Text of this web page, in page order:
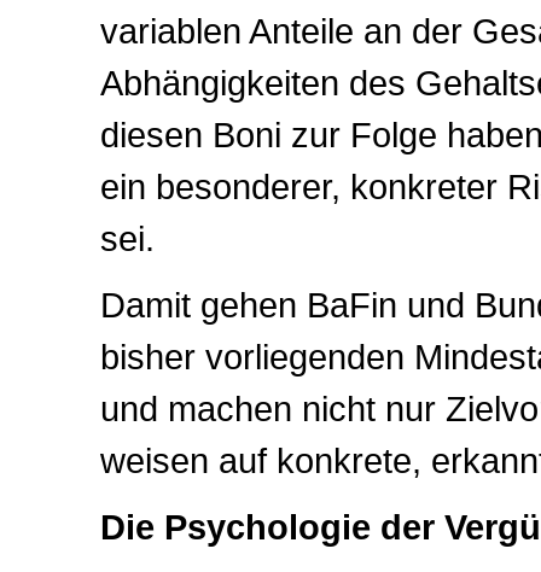
variablen Anteile an der
Abhängigkeiten des
diesen Boni zur Folge
ein besonderer, konkreter
sei.
Damit gehen BaFin und
bisher vorliegenden
und machen nicht nur
weisen auf konkrete,
Die Psychologie der